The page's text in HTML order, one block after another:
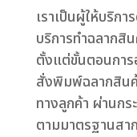
เราเป็นผู้ให้บริกา
บริการทำฉลากสิ
ตั้งแต่ขั้นตอนการ
สั่งพิมพ์ฉลากสิน
ทางลูกค้า ผ่านก
ตามมาตรฐานสา